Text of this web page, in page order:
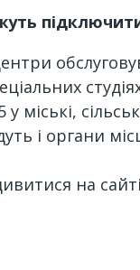
міські,
і органи
на